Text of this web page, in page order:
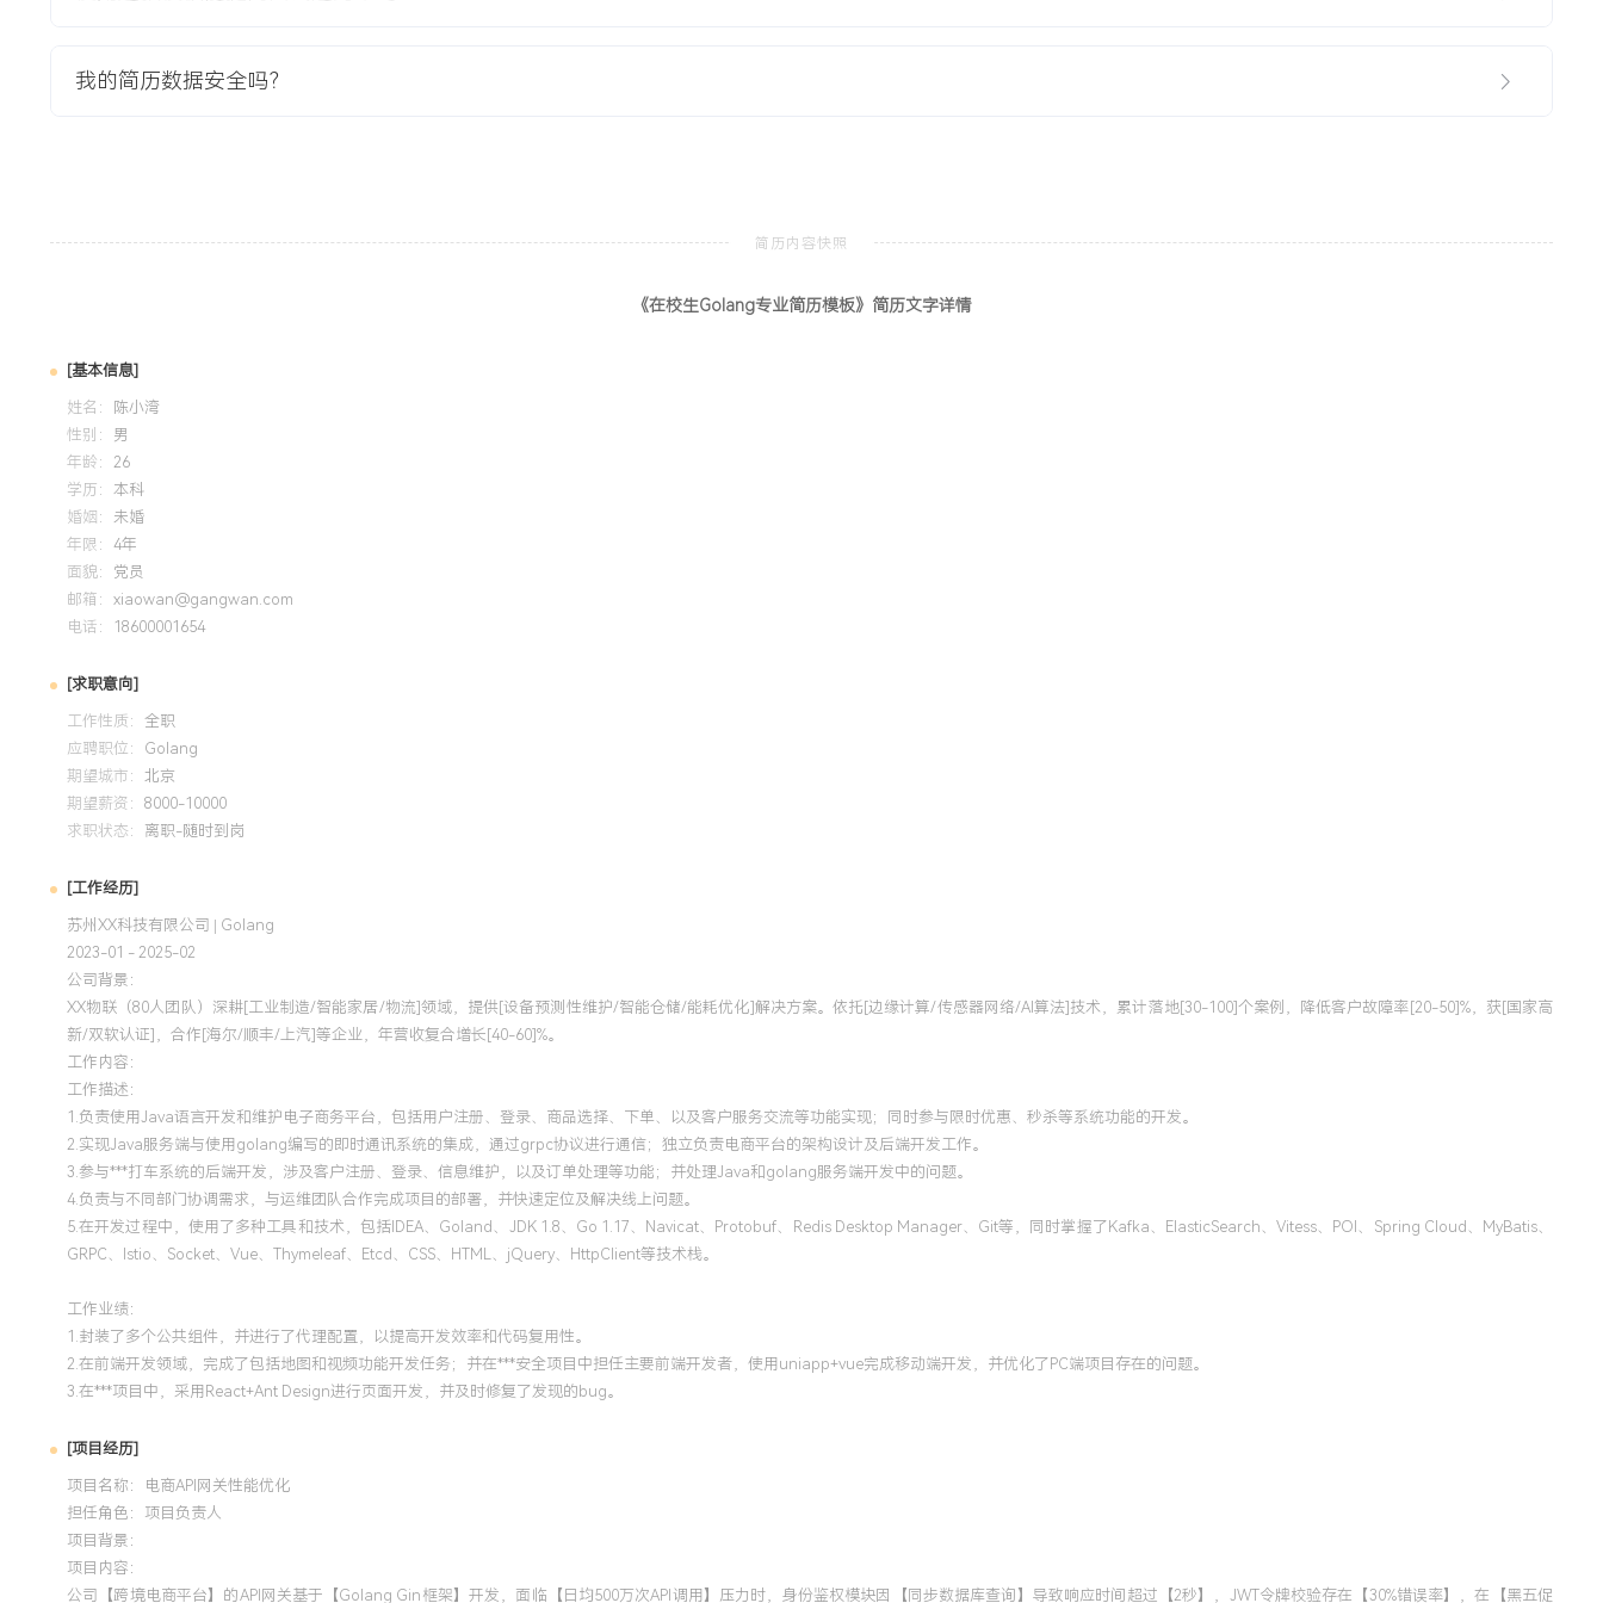
持有计算机相关学历证书，英语基础良好，能阅读技术文档。
掌握Golang高并发编程与内存管理优化技术，实现微服务架构下的协程调度优化，将API
我的简历数据安全吗？
《在校生Golang专业简历模板》简历文字详情
[基本信息]
姓名：
陈小湾
性别： 男
年龄： 26
学历： 本科
婚姻： 未婚
年限： 4年
面貌： 党员
邮箱： xiaowan@gangwan.com
电话：
18600001654
[求职意向]
工作性质： 全职
应聘职位： Golang
期望城市： 北京
期望薪资： 8000-10000
求职状态： 离职-随时到岗
[工作经历]
苏州XX科技有限公司 | Golang
2023-01 - 2025-02
公司背景：
XX物联（80人团队）深耕[工业制造/智能家居/物流]领域，提供[设备预测性维护/智能仓储/能耗优化]解决方案。依托[边缘计算/传感器网络/AI算法]技术，累计落地[30-100]个案例，降低客户故障率[20-50]%，获[国家高
新/双软认证]，合作[海尔/顺丰/上汽]等企业，年营收复合增长[40-60]%。
工作内容：
工作描述：
1.负责使用Java语言开发和维护电子商务平台，包括用户注册、登录、商品选择、下单、以及客户服务交流等功能实现；同时参与限时优惠、秒杀等系统功能的开发。
2.实现Java服务端与使用golang编写的即时通讯系统的集成，通过grpc协议进行通信；独立负责电商平台的架构设计及后端开发工作。
3.参与***打车系统的后端开发，涉及客户注册、登录、信息维护，以及订单处理等功能；并处理Java和golang服务端开发中的问题。
4.负责与不同部门协调需求，与运维团队合作完成项目的部署，并快速定位及解决线上问题。
5.在开发过程中，使用了多种工具和技术，包括IDEA、Goland、JDK 1.8、Go 1.17、Navicat、Protobuf、Redis Desktop Manager、Git等，同时掌握了Kafka、ElasticSearch、Vitess、POI、Spring Cloud、MyBatis、
GRPC、Istio、Socket、Vue、Thymeleaf、Etcd、CSS、HTML、jQuery、HttpClient等技术栈。
工作业绩：
1.封装了多个公共组件，并进行了代理配置，以提高开发效率和代码复用性。
2.在前端开发领域，完成了包括地图和视频功能开发任务；并在***安全项目中担任主要前端开发者，使用uniapp+vue完成移动端开发，并优化了PC端项目存在的问题。
3.在***项目中，采用React+Ant Design进行页面开发，并及时修复了发现的bug。
[项目经历]
项目名称：电商API网关性能优化
担任角色： 项目负责人
项目背景：
项目内容：
公司【跨境电商平台】的API网关基于【Golang Gin框架】开发，面临【日均500万次API调用】压力时，身份鉴权模块因【同步数据库查询】导致响应时间超过【2秒】，JWT令牌校验存在【30%错误率】，在【黑五促